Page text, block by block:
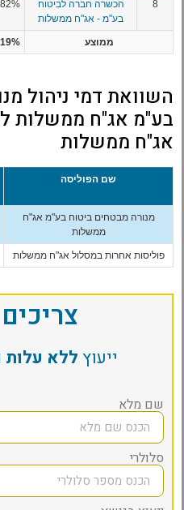
8
הכשרה חברה לביטוח
בע"מ - אג"ח ממשלות
ממוצע
השוואת דמי ניהול
בע"מ אג"ח ממשלות
אג"ח ממשלות
שם הפוליסה
מנורה מבטחים ביטוח בע"מ אג"ח
ממשלות
פוליסות אחרות במסלול אג"ח ממשלות
ייעוץללא עלות
שם מלא
סלולרי